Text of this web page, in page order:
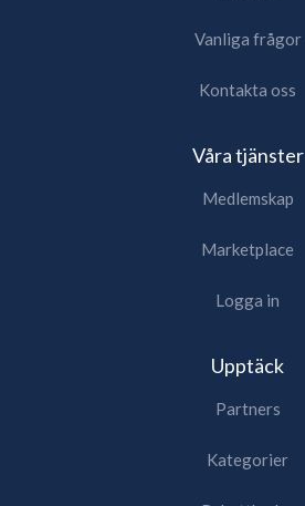
Vanliga frågor
Kontakta oss
Våra tjänster
Medlemskap
Marketplace
Logga in
Upptäck
Partners
Kategorier